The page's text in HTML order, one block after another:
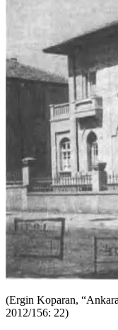
(Ergin Koparan,
2012/156: 22)